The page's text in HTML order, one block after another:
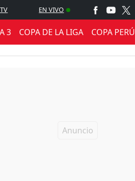
EN VIVO
3 COPA DE LA LIGA COPA PERÚ